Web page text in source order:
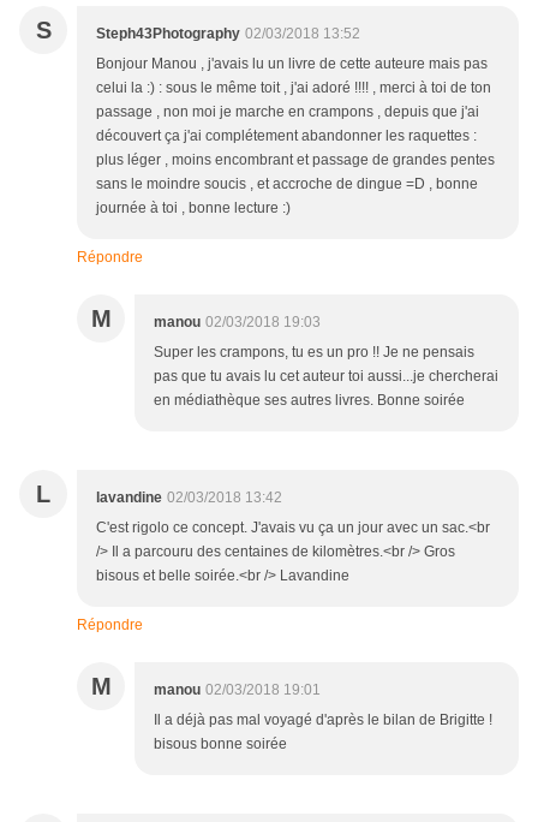
S Steph43Photography 02/03/2018 13:52
Bonjour Manou , j'avais lu un livre de cette auteure mais pas
celui la :) : sous le même toit , j'ai adoré !!!! , merci à toi de ton
passage , non moi je marche en crampons , depuis que j'ai
découvert ça j'ai complétement abandonner les raquettes :
plus léger , moins encombrant et passage de grandes pentes
sans le moindre soucis , et accroche de dingue =D , bonne
journée à toi , bonne lecture :)
Répondre
M manou 02/03/2018 19:03
Super les crampons, tu es un pro !! Je ne pensais
pas que tu avais lu cet auteur toi aussi...je chercherai
en médiathèque ses autres livres. Bonne soirée
L lavandine 02/03/2018 13:42
C'est rigolo ce concept. J'avais vu ça un jour avec un sac.<br
/> Il a parcouru des centaines de kilomètres.<br /> Gros
bisous et belle soirée.<br /> Lavandine
Répondre
M manou 02/03/2018 19:01
Il a déjà pas mal voyagé d'après le bilan de Brigitte !
bisous bonne soirée